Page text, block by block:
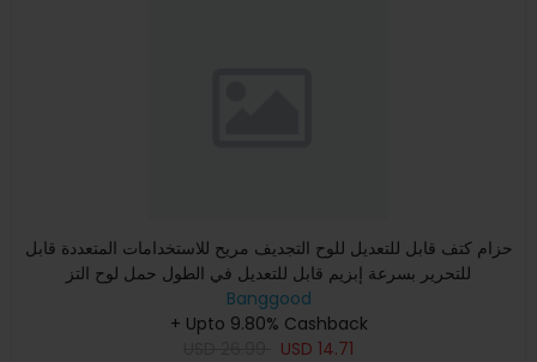
حزام كتف قابل للتعديل للوح التجديف مريح للاستخدامات المتعددة قابل
للتحرير بسرعة إبزيم قابل للتعديل في الطول حمل لوح التز
Banggood
+ Upto 9.80% Cashback
USD 14.71